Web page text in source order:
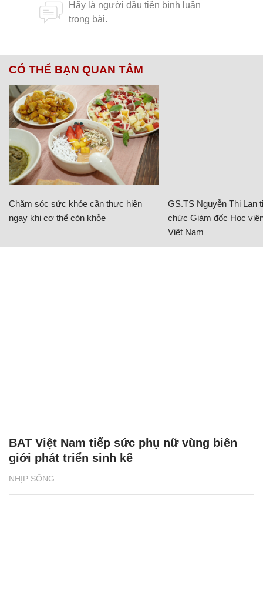
CÓ THỂ BẠN QUAN TÂM
Chăm sóc sức khỏe cần thực hiện
ngay khi cơ thể còn khỏe
GS.TS Nguyễn Thị Lan
chức Giám đốc Học
Việt Nam
NHỊP SỐNG
BAT Việt Nam tiếp sức phụ nữ vùng biên
giới phát triển sinh kế